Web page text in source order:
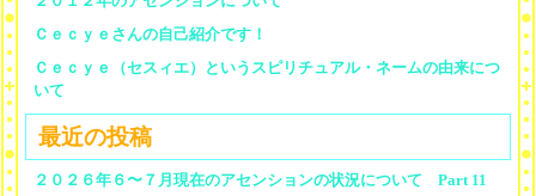
Ｃｅｃｙｅさんの自己紹介です！
Ｃｅｃｙｅ（セスィエ）というスピリチュアル・ネームの由来につ
いて
最近の投稿
２０２６年６〜７月現在のアセンションの状況について Part 11